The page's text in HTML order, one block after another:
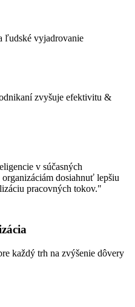
ľudské vyjadrovanie
zvyšuje efektivitu &
v súčasných
dosiahnuť lepšiu
pracovných tokov."
každý trh na zvýšenie dôvery